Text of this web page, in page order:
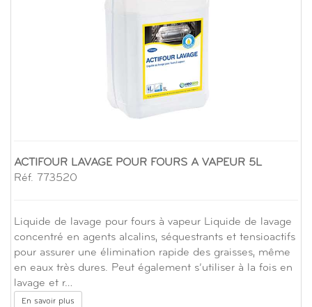
ACTIFOUR LAVAGE POUR FOURS A VAPEUR 5L
Réf. 773520
Liquide de lavage pour fours à vapeur Liquide de lavage
concentré en agents alcalins, séquestrants et tensioactifs
pour assurer une élimination rapide des graisses, même
en eaux très dures. Peut également s’utiliser à la fois en
lavage et r…
En savoir plus